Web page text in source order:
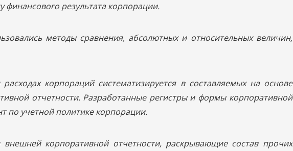
результата корпорации.
методы сравнения, абсолютных и относительных величин,
корпораций систематизируется в составляемых на основе
отчетности. Разработанные регистры и формы корпоративной
по учетной политике корпорации.
корпоративной отчетности, раскрывающие состав прочих